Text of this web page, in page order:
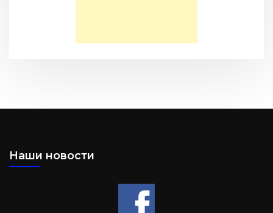
Большая потеря или большое приобретение?
Наши новости